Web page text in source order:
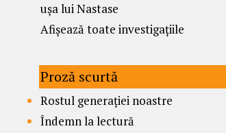
ușa lui Nastase
Afișează toate investigațiile
Proză scurtă
Rostul generației noastre
Îndemn la lectură